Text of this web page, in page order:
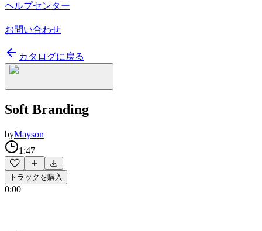
ヘルプセンター
お問い合わせ
カタログに戻る
Soft Branding
byMayson
1:47
トラックを購入
0:00